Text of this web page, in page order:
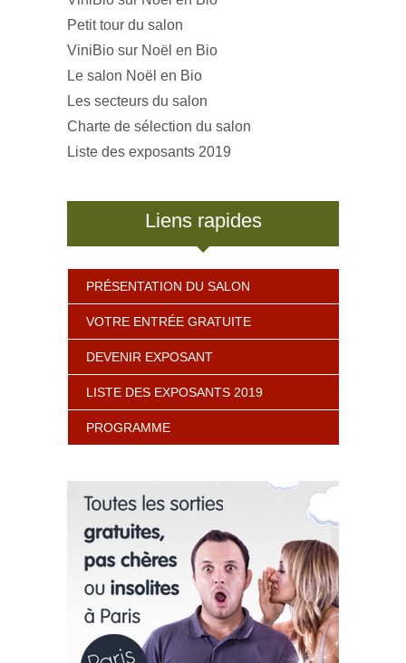
Petit tour du salon
ViniBio sur Noël en Bio
Le salon Noël en Bio
Les secteurs du salon
Charte de sélection du salon
Liste des exposants 2019
Liens rapides
PRÉSENTATION DU SALON
VOTRE ENTRÉE GRATUITE
DEVENIR EXPOSANT
LISTE DES EXPOSANTS 2019
PROGRAMME